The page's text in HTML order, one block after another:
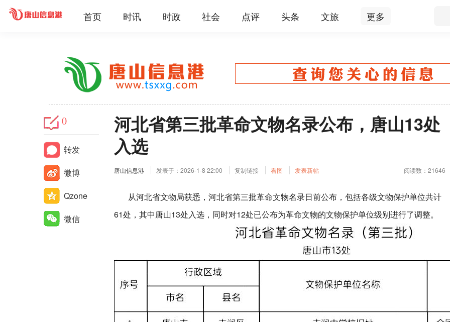
首页 时讯 时政 社会 点评 头条 文旅 更多
0
转发
微博
Qzone
微信
河北省第三批革命文物名录公布，唐山13处
入选
唐山信息港 发表于：2026-1-8 22:00 复制链接 看图 发表新帖 阅读数：21646
从河北省文物局获悉，河北省第三批革命文物名录日前公布，包括各级文物保护单位共计
61处，其中唐山13处入选，同时对12处已公布为革命文物的文物保护单位级别进行了调整。